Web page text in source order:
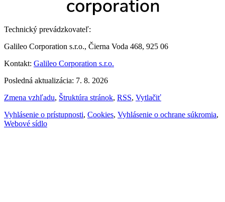
Technický prevádzkovateľ:
Galileo Corporation s.r.o., Čierna Voda 468, 925 06
Kontakt: Galileo Corporation s.r.o.
Posledná aktualizácia: 7. 8. 2026
Zmena vzhľadu, Štruktúra stránok, RSS, Vytlačiť
Vyhlásenie o prístupnosti, Cookies, Vyhlásenie o ochrane súkromia,
Webové sídlo